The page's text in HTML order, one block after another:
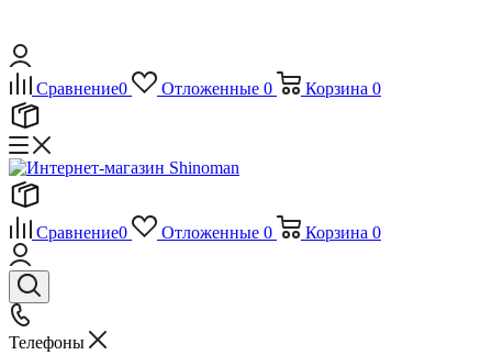
Сравнение0 Отложенные 0 Корзина 0
Сравнение0 Отложенные 0 Корзина 0
Телефоны